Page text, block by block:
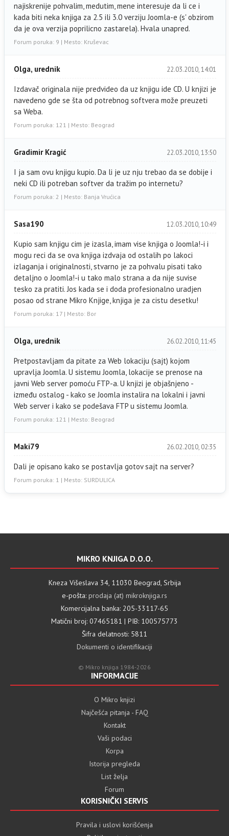
najiskrenije pohvalim, medutim, mene interesuje da li ce i
kada biti neka knjiga za 2.5 ili 3.0 verziju Joomla-e (s' obzirom
da je ova verzija poprilicno zastarela). Hvala unapred.
Forum poruka: 9 | Mesto: Kruševac
Olga, urednik 22.03.2010, 14:01
Izdavač originala nije predvideo da uz knjigu ide CD. U knjizi je
navedeno gde se šta od potrebnog softvera može preuzeti
sa Weba.
Forum poruka: 121 | Mesto: Beograd
Gradimir Kragić 22.03.2010, 13:50
I ja sam ovu knjigu kupio. Da li je uz nju trebao da se dobije i
neki CD ili potreban softver da tražim po internetu?
Forum poruka: 2 | Mesto: Banja Vrućica
Sasa190 12.03.2010, 10:49
Kupio sam knjigu cim je izasla, imam vise knjiga o Joomla!-i i
mogu reci da se ova knjiga izdvaja od ostalih po lakoci
izlaganja i originalnosti, stvarno je za pohvalu pisati tako
detaljno o Joomla!-i u tako malo strana a da nije suvise
tesko za pratiti. Jos kada se i doda profesionalno uradjen
posao od strane Mikro Knjige, knjiga je za cistu desetku!
Forum poruka: 17 | Mesto: Bor
Olga, urednik 26.02.2010, 11:45
Pretpostavljam da pitate za Web lokaciju (sajt) kojom
upravlja Joomla. U sistemu Joomla, lokacije se prenose na
javni Web server pomoću FTP-a. U knjizi je objašnjeno -
između ostalog - kako se Joomla instalira na lokalni i javni
Web server i kako se podešava FTP u sistemu Joomla.
Forum poruka: 121 | Mesto: Beograd
Maki79 26.02.2010, 02:35
Dali je opisano kako se postavlja gotov sajt na server?
Forum poruka: 1 | Mesto: SURDULICA
MIKRO KNJIGA D.O.O.
Kneza Višeslava 34, 11030 Beograd, Srbija
e-pošta: prodaja (at) mikroknjiga.rs
Komercijalna banka: 205-33117-65
Matični broj: 07465181 | PIB: 100575773
Šifra delatnosti: 5811
Dokumenti o identifikaciji
© Mikro knjiga 1984-2026
INFORMACIJE
O Mikro knjizi
Najčešća pitanja - FAQ
Kontakt
Vaši podaci
Korpa
Istorija pregleda
List želja
Forum
KORISNIČKI SERVIS
Pravila i uslovi korišćenja